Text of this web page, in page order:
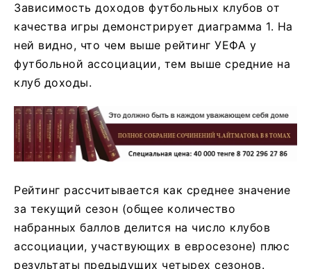
Зависимость доходов футбольных клубов от
качества игры демонстрирует диаграмма 1. На
ней видно, что чем выше рейтинг УЕФА у
футбольной ассоциации, тем выше средние на
клуб доходы.
Рейтинг рассчитывается как среднее значение
за текущий сезон (общее количество
набранных баллов делится на число клубов
ассоциации, участвующих в евросезоне) плюс
результаты предыдущих четырех сезонов.